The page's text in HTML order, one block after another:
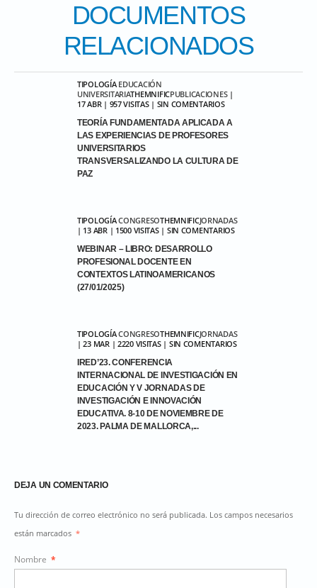
DOCUMENTOS
RELACIONADOS
TIPOLOGÍA EDUCACIÓN
UNIVERSITARIATHEMNIFICPUBLICACIONES|
17 ABR | 957 VISITAS | SIN COMENTARIOS
TEORÍA FUNDAMENTADA APLICADA A
LAS EXPERIENCIAS DE PROFESORES
UNIVERSITARIOS
TRANSVERSALIZANDO LA CULTURA DE
PAZ
TIPOLOGÍACONGRESOTHEMNIFICJORNADAS
| 13 ABR | 1500 VISITAS | SIN COMENTARIOS
WEBINAR – LIBRO: DESARROLLO
PROFESIONAL DOCENTE EN
CONTEXTOS LATINOAMERICANOS
(27/01/2025)
TIPOLOGÍACONGRESOTHEMNIFICJORNADAS
| 23 MAR | 2220 VISITAS | SIN COMENTARIOS
IRED’23. CONFERENCIA
INTERNACIONAL DE INVESTIGACIÓN EN
EDUCACIÓN Y V JORNADAS DE
INVESTIGACIÓN E INNOVACIÓN
EDUCATIVA. 8-10 DE NOVIEMBRE DE
2023. PALMA DE MALLORCA,...
DEJA UN COMENTARIO
Tu dirección de correo electrónico no será publicada. Los campos necesarios
están marcados *
Nombre *